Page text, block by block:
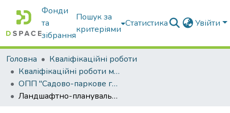
Фонди
та
зібрання
Пошук за
критеріями
Статистика Увійти
Головна
Кваліфікаційні роботи
Кваліфікаційні роботи магістрів
ОПП "Садово-паркове господарство"
Ландшафтно-планувальна організація рекреаційної зони на території Дослідної станції помології імені Л.П. Симиренка інституту садівництва НААН України